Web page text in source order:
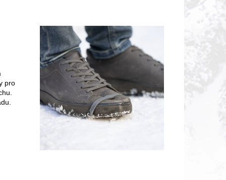
pro